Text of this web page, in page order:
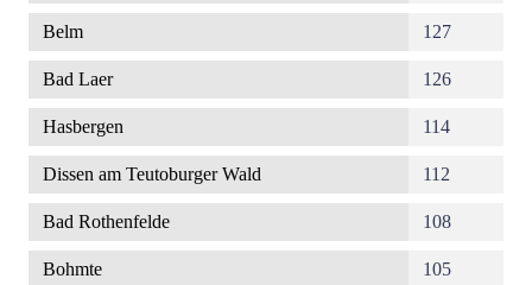
Belm 127
Bad Laer 126
Hasbergen 114
Dissen am Teutoburger Wald 112
Bad Rothenfelde 108
Bohmte 105